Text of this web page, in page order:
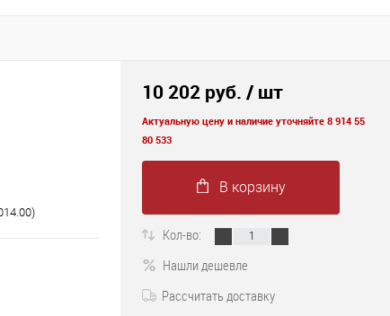
10 202 руб. / шт
Актуальную цену и наличие уточняйте 8 914 55
80 533
В корзину
Кол-во:
Нашли дешевле
Рассчитать доставку